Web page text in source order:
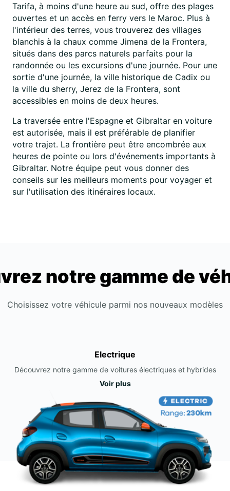
Tarifa, à moins d'une heure au sud, offre des plages
ouvertes et un accès en ferry vers le Maroc. Plus à
l'intérieur des terres, vous trouverez des villages
blanchis à la chaux comme Jimena de la Frontera,
situés dans des parcs naturels parfaits pour la
randonnée ou les excursions d'une journée. Pour une
sortie d'une journée, la ville historique de Cadix ou
la ville du sherry, Jerez de la Frontera, sont
accessibles en moins de deux heures.
La traversée entre l'Espagne et Gibraltar en voiture
est autorisée, mais il est préférable de planifier
votre trajet. La frontière peut être encombrée aux
heures de pointe ou lors d'événements importants à
Gibraltar. Notre équipe peut vous donner des
conseils sur les meilleurs moments pour voyager et
sur l'utilisation des itinéraires locaux.
notre gamme de
Choisissez votre véhicule parmi nos nouveaux modèles
Electrique
Découvrez notre gamme de voitures électriques et hybrides
Voir plus